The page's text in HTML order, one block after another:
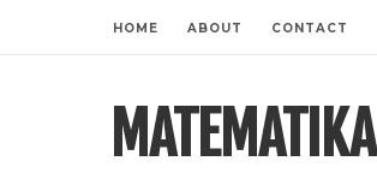
HOME ABOUT CONTACT
MATEMATIKA